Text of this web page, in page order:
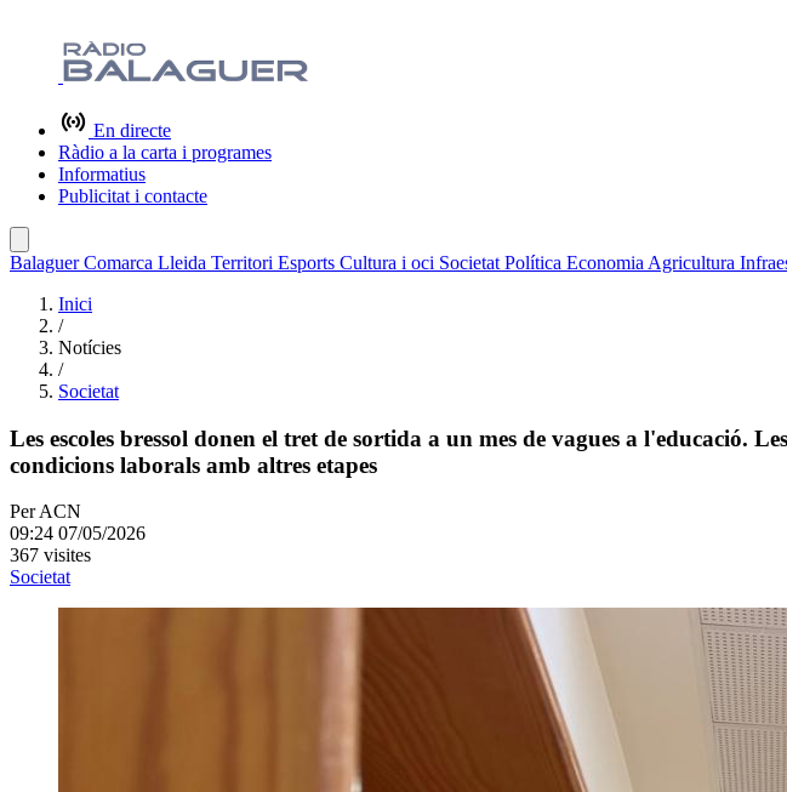
En directe
Ràdio a la carta i programes
Informatius
Publicitat i contacte
BalaguerComarca Lleida Territori Esports Cultura i oci Societat Política Economia Agricultura
Inici
/
Notícies
/
Societat
Les escoles bressol donen el tret de sortida a un mes de vagues a l'educació.
condicions laborals amb altres etapes
PerACN
09:24 07/05/2026
367 visites
Societat